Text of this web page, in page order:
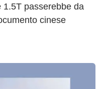
1.5T passerebbe da
cinese